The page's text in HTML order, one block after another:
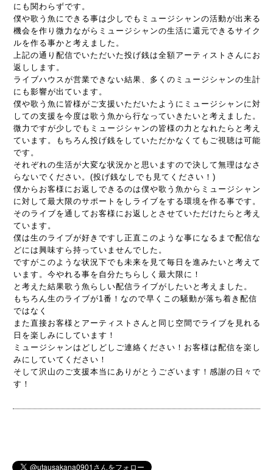
にも関わらずです。
僕や歌う魚にできる事は少しでもミュージシャンの活動が出来る
機会を作り微力ながらミュージシャンの生活に還元できるサイク
ルを作る事かと考えました。
上記の通り配信でいただいた投げ銭は全額アーティストさんにお
返しします。
ライブハウスが営業できない結果、多くのミュージシャンの生計
にも影響が出ています。
僕や歌う魚に皆様がご支援いただいたようにミュージシャンに対
しての支援を今度は歌う魚から行なっていきたいと考えました。
微力ですが少しでもミュージシャンの皆様の力となれたらと考え
ています。もちろん投げ銭をしていただかなくてもご視聴は可能
です。
それぞれの生活が大変な状況かと思いますので決して無理はなさ
らないでください。(投げ銭なしでも見てください！)
僕からお客様にお返しできるのは僕や歌う魚からミュージシャン
に対して最大限のサポートをしライブをする環境を作る事です。
そのライブを通してお客様にお返しとさせていただけたらと考え
ています。
僕は生のライブが好きですし正直このような事になるまで配信な
どには興味すら持っていませんでした。
ですがこのような状況下でも未来を見て毎日を進みたいと考えて
います。今やれる事を自分たちらしく最大限に！
と考えた結果歌う魚らしい配信ライブがしたいと考えました。
もちろん生のライブが1番！なので早くこの騒動が落ち着き配信
ではなく
また直接お客様とアーティストさんと同じ空間でライブを見れる
日を楽しみにしています！
ミュージシャンはどしどしご連絡ください！お客様は配信を楽し
みにしていてください！
そして沢山のご支援本当にありがとうございます！感謝の日々で
す！